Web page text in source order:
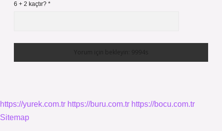
6 + 2 kaçtır? *
https://yurek.com.tr https://buru.com.tr https://bocu.com.tr
Sitemap